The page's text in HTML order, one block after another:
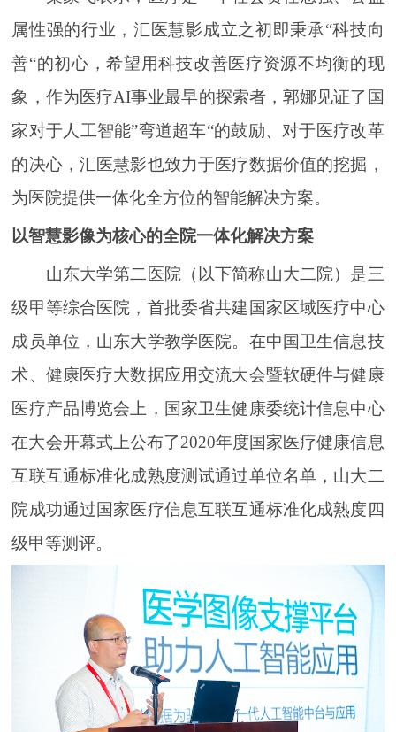
属性强的行业，汇医慧影成立之初即秉承“科技向
善“的初心，希望用科技改善医疗资源不均衡的现
象，作为医疗AI事业最早的探索者，郭娜见证了国
家对于人工智能”弯道超车“的鼓励、对于医疗改革
的决心，汇医慧影也致力于医疗数据价值的挖掘，
为医院提供一体化全方位的智能解决方案。
以智慧影像为核心的全院一体化解决方案
山东大学第二医院（以下简称山大二院）是三
级甲等综合医院，首批委省共建国家区域医疗中心
成员单位，山东大学教学医院。在中国卫生信息技
术、健康医疗大数据应用交流大会暨软硬件与健康
医疗产品博览会上，国家卫生健康委统计信息中心
在大会开幕式上公布了2020年度国家医疗健康信息
互联互通标准化成熟度测试通过单位名单，山大二
院成功通过国家医疗信息互联互通标准化成熟度四
级甲等测评。